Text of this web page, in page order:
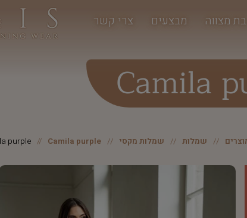
בת מצווה מבצעים צרי קשר
Camila
שמלות שמלות מקסי Camila purple
purple